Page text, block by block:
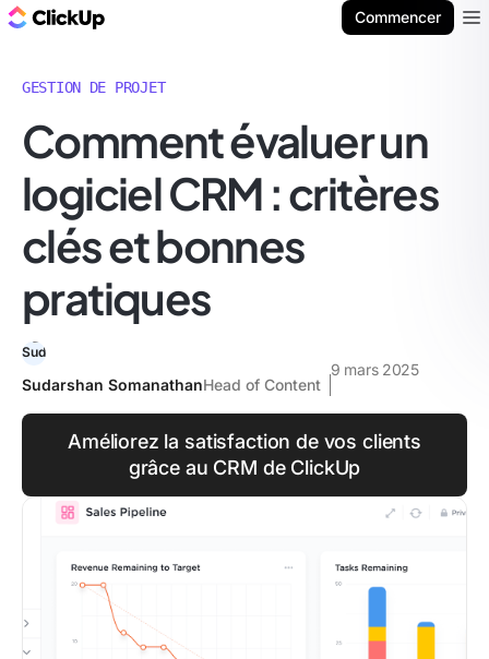
Commencer
GESTION DE PROJET
Comment évaluer un
logiciel CRM : critères
clés et bonnes
pratiques
Sudarshan SomanathanHead of Content
9 mars 2025
Améliorez la satisfaction de vos clients
grâce au CRM de ClickUp